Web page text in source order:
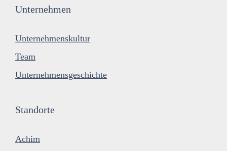
Unternehmen
Unternehmenskultur
Team
Unternehmensgeschichte
Standorte
Achim